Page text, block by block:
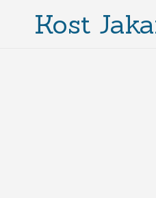
Kost